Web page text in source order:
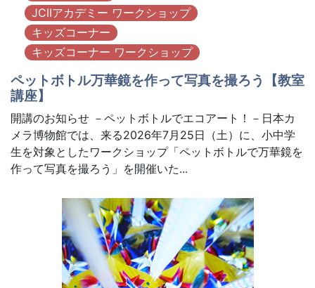
JCIIアカデミー ワークショップ
キッズコーナー
キッズコーナー ワークショップ
ペットボトル万華鏡を作って写真を撮ろう【教室
講座】
開講のお知らせ －ペットボトルでエコアート！－日本カ
メラ博物館では、来る2026年7月25日（土）に、小中学
生を対象としたワークショップ「ペットボトルで万華鏡を
作って写真を撮ろう」を開催いた...